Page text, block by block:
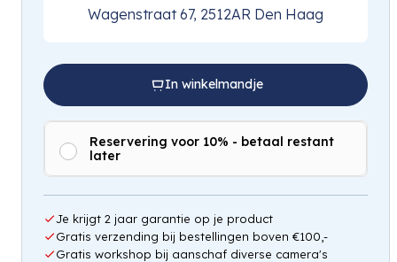
Wagenstraat 67, 2512AR Den Haag
In winkelmandje
Reservering voor 10% - betaal restant
later
Je krijgt 2 jaar garantie op je product
Gratis verzending bij bestellingen boven €100,-
Gratis workshop bij aanschaf diverse camera's